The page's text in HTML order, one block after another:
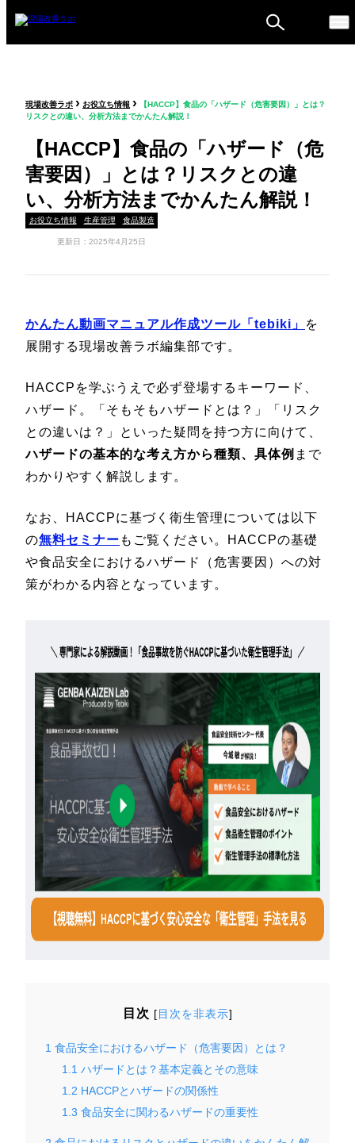
ム
現場改善ラボ › お役立ち情報 › 【HACCP】食品の「ハザード（危害要因）」とは？
リスクとの違い、分析方法までかんたん解説！
【HACCP】食品の「ハザード（危
害要因）」とは？リスクとの違
い、分析方法までかんたん解説！
お役立ち情報 生産管理 食品製造
更新日：2025年4月25日
かんたん動画マニュアル作成ツール「tebiki」
を
展開する現場改善ラボ編集部です。
HACCPを学ぶうえで必ず登場するキーワード、
ハザード。「そもそもハザードとは？」「リスク
との違いは？」といった疑問を持つ方に向けて、
ハザードの基本的な考え方から種類、具体例 まで
わかりやすく解説します。
なお、HACCPに基づく衛生管理については以下
の無料セミナー もご覧ください。HACCPの基礎
や食品安全におけるハザード（危害要因）への対
策がわかる内容となっています。
目次 [目次を非表示]
1 食品安全におけるハザード（危害要因）とは？
1.1 ハザードとは？基本定義とその意味
1.2 HACCPとハザードの関係性
1.3 食品安全に関わるハザードの重要性